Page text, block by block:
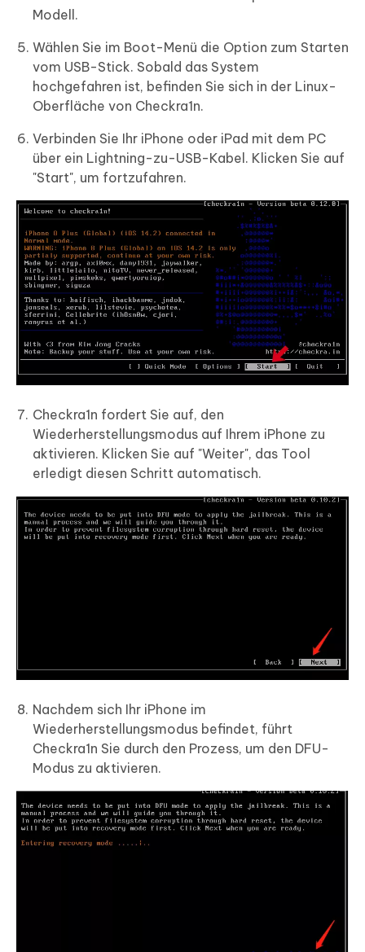
Modell.
Wählen Sie im Boot-Menü die Option zum Starten
vom USB-Stick. Sobald das System
hochgefahren ist, befinden Sie sich in der Linux-
Oberfläche von Checkra1n.
Verbinden Sie Ihr iPhone oder iPad mit dem PC
über ein Lightning-zu-USB-Kabel. Klicken Sie auf
"Start", um fortzufahren.
Checkra1n fordert Sie auf, den
Wiederherstellungsmodus auf Ihrem iPhone zu
aktivieren. Klicken Sie auf "Weiter", das Tool
erledigt diesen Schritt automatisch.
Nachdem sich Ihr iPhone im
Wiederherstellungsmodus befindet, führt
Checkra1n Sie durch den Prozess, um den DFU-
Modus zu aktivieren.